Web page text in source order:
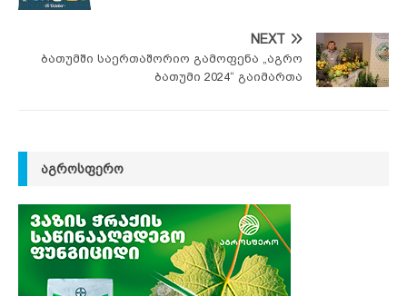
NEXT
ბათუმში საერთაშორიო გამოფენა „აგრო
ბათუმი 2024“ გაიმართა
ᲐᲒᲠᲝᲡᲤᲔᲠᲝ